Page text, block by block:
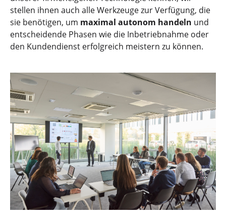
stellen ihnen auch alle Werkzeuge zur Verfügung, die
sie benötigen, um maximal autonom handeln und
entscheidende Phasen wie die Inbetriebnahme oder
den Kundendienst erfolgreich meistern zu können.